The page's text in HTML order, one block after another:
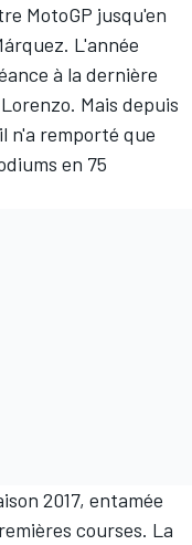
MotoGP jusqu'en
L'année
à la dernière
Mais depuis
n'a remporté que
en 75
2017, entamée
courses. La